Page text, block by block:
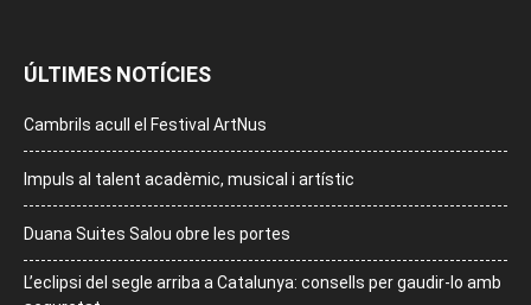
ÚLTIMES NOTÍCIES
Cambrils acull el Festival ArtNus
Impuls al talent acadèmic, musical i artístic
Duana Suites Salou obre les portes
L’eclipsi del segle arriba a Catalunya: consells per gaudir-lo amb